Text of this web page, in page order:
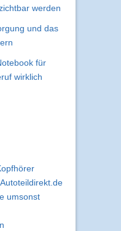
werden
und das
für
wirklich
umsonst